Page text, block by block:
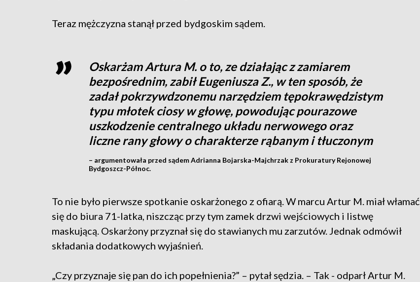
Teraz mężczyzna stanął przed bydgoskim sądem.
Oskarżam Artura M. o to, ze działając z zamiarem
bezpośrednim, zabił Eugeniusza Z., w ten sposób, że
zadał pokrzywdzonemu narzędziem tępokrawędzistym
typu młotek ciosy w głowę, powodując pourazowe
uszkodzenie centralnego układu nerwowego oraz
liczne rany głowy o charakterze rąbanym i tłuczonym
– argumentowała przed sądem Adrianna Bojarska-Majchrzak z Prokuratury Rejonowej
Bydgoszcz-Północ.
To nie było pierwsze spotkanie oskarżonego z ofiarą. W marcu Artur M. miał włamać
się do biura 71-latka, niszcząc przy tym zamek drzwi wejściowych i listwę
maskującą. Oskarżony przyznał się do stawianych mu zarzutów. Jednak odmówił
składania dodatkowych wyjaśnień.
„Czy przyznaje się pan do ich popełnienia?” – pytał sędzia. – Tak - odparł Artur M.